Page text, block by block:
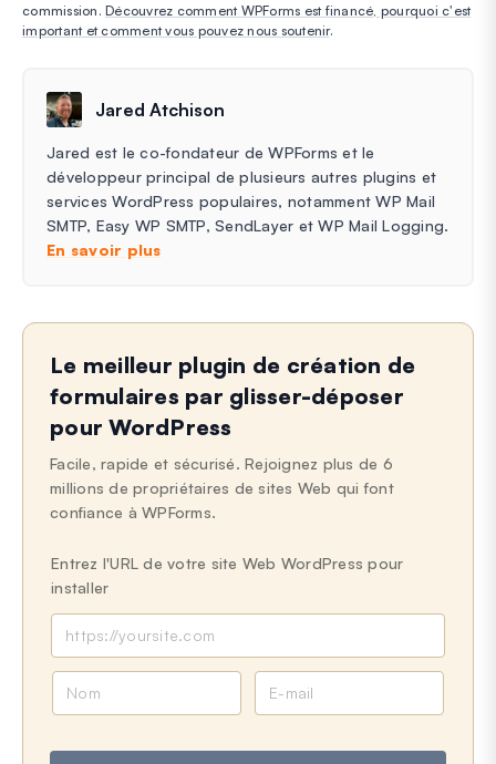
commission. Découvrez comment WPForms est financé, pourquoi c'est
important et comment vous pouvez nous soutenir.
Jared Atchison
Jared est le co-fondateur de WPForms et le
développeur principal de plusieurs autres plugins et
services WordPress populaires, notamment WP Mail
SMTP, Easy WP SMTP, SendLayer et WP Mail Logging.
En savoir plus
Le meilleur plugin de création de
formulaires par glisser-déposer
pour WordPress
Facile, rapide et sécurisé. Rejoignez plus de 6
millions de propriétaires de sites Web qui font
confiance à WPForms.
Entrez l'URL de votre site Web WordPress pour
installer
a